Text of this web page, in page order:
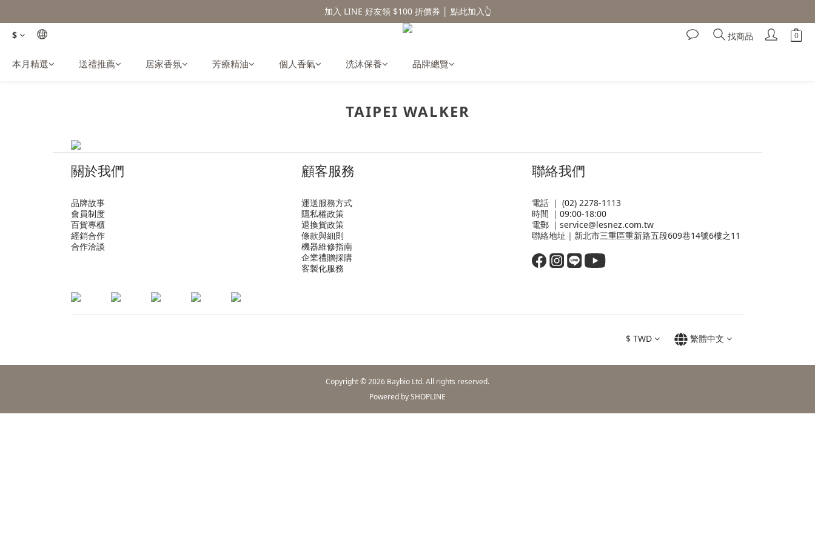
香氛水氧機、擴香香水原精  l 兩件85、三件79折
加入 LINE 好友領 $100 折價券 │ 點此加入👆
香氛水氧機、擴香香水原精  l 兩件85、三件79折
$ 找商品
本月精選 送禮推薦 居家香氛 芳療精油 個人香氣 洗沐保養 品牌總覽
TAIPEI WALKER
關於我們
品牌故事
會員制度
百貨專櫃
經銷合作
合作洽談
顧客服務
運送服務方式
隱私權政策
退換貨政策
條款與細則
機器維修指南
企業禮贈採購
客製化服務
聯絡我們
電話 ｜ (02) 2278-1113
時間 ｜09:00-18:00
電郵 ｜service@lesnez.com.tw
聯絡地址｜新北市三重區重新路五段609巷14號6樓之11
$ TWD 繁體中文
Copyright © 2026 Baybio Ltd. All rights reserved.
Powered by SHOPLINE